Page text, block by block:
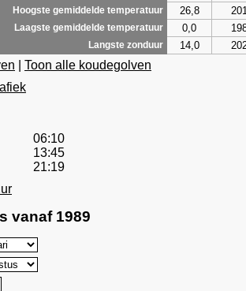
Hoogste gemiddelde temperatuur 26,8
Laagste gemiddelde temperatuur 0,0
Langste zonduur 14,0
Toon alle koudegolven
06:10
13:45
21:19
vanaf 1989